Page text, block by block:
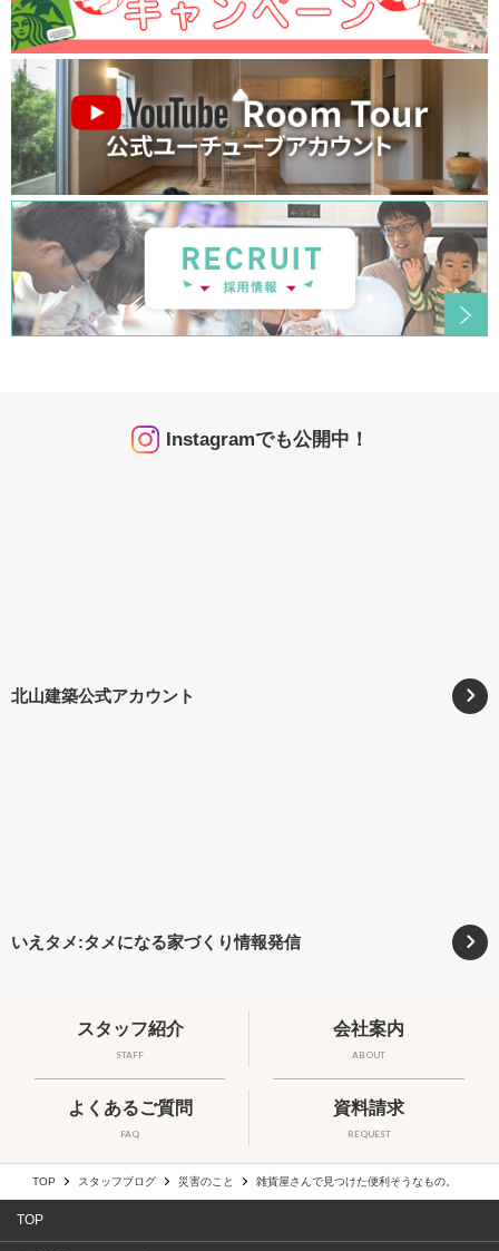
Instagramでも公開中！
北山建築公式アカウント
いえタメ:タメになる家づくり情報発信
スタッフ紹介
STAFF
会社案内
ABOUT
よくあるご質問
FAQ
資料請求
REQUEST
TOP スタッフブログ 災害のこと 雑貨屋さんで見つけた便利そうなもの。
TOP